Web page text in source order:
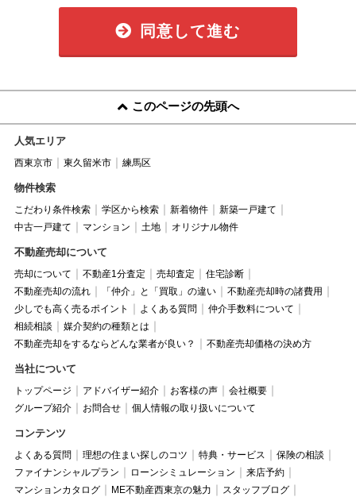
同意して進む
このページの先頭へ
人気エリア
西東京市 東久留米市 練馬区
物件検索
こだわり条件検索 学区から検索 新着物件
新築一戸建て
中古一戸建て
マンション 土地 オリジナル物件
不動産売却について
売却について 不動産1分査定 売却査定
住宅診断
不動産売却の流れ
「仲介」と「買取」の違い
不動産売却時の諸費用
少しでも高く売るポイント
よくある質問
仲介手数料について
相続相談
媒介契約の種類とは
不動産売却をするならどんな業者が良い？
不動産売却価格の決め方
当社について
トップページ アドバイザー紹介 お客様の声
会社概要
グループ紹介
お問合せ 個人情報の取り扱いについて
コンテンツ
よくある質問 理想の住まい探しのコツ 特典・サービス
保険の相談
ファイナンシャルプラン
ローンシミュレーション
来店予約
マンションカタログ
ME不動産西東京の魅力
スタッフブログ